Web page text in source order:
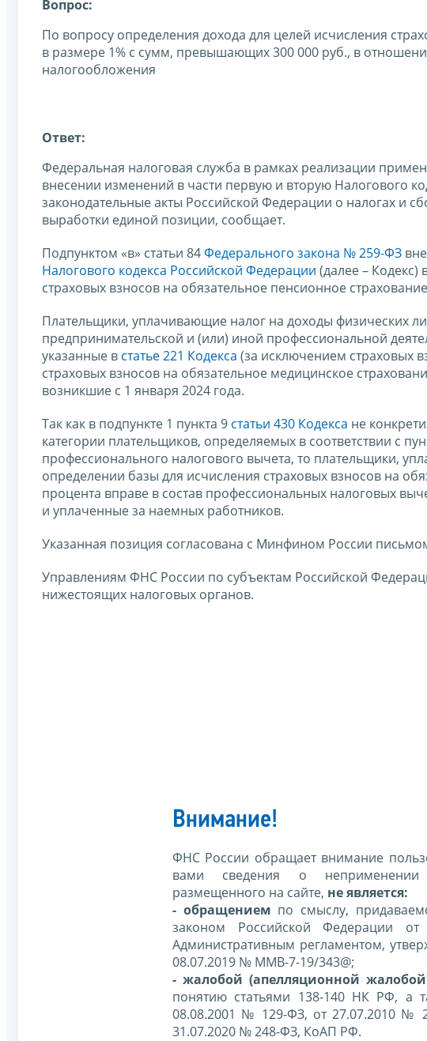
Вопрос:
По вопросу определения дохода для целей исчисления
в размере 1% с сумм, превышающих 300 000 руб., в
налогообложения
Ответ:
Федеральная налоговая служба в рамках реализации
внесении изменений в части первую и вторую Налогового
законодательные акты Российской Федерации о налогах и
выработки единой позиции, сообщает.
Подпунктом «в» статьи 84Федерального закона № 259-ФЗ
Налогового кодекса Российской Федерации (далее – Кодекс)
страховых взносов на обязательное пенсионное
Плательщики, уплачивающие налог на доходы физических
предпринимательской и (или) иной профессиональной
указанные в статье 221 Кодекса (за исключением страховых
страховых взносов на обязательное медицинское
возникшие с 1 января 2024 года.
Так как в подпункте 1 пункта 9 статьи 430 Кодекса не
категории плательщиков, определяемых в соответствии с
профессионального налогового вычета, то плательщики,
определении базы для исчисления страховых взносов на
процента вправе в состав профессиональных налоговых
и уплаченные за наемных работников.
Указанная позиция согласована с Минфином России
Управлениям ФНС России по субъектам Российской
нижестоящих налоговых органов.
Внимание!
ФНС России обращает внимание
вами сведения о
размещенного на сайте, не является:
- обращением по смыслу,
законом Российской Федерации
Административным регламентом,
08.07.2019 № ММВ-7-19/343@;
- жалобой (апелляционной
понятию статьями 138-140 НК РФ, а
08.08.2001 № 129-ФЗ, от 27.07.2010 №
31.07.2020 № 248-ФЗ, КоАП РФ.